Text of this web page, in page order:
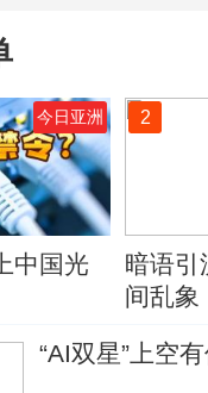
今日亚洲
中国光
2
暗语引
间乱象
“AI双星”上空